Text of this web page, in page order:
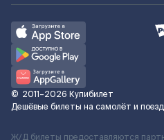
© 2011–2026 Купибилет
Дешёвые билеты на самолёт и
Ж/Д билеты предоставляются